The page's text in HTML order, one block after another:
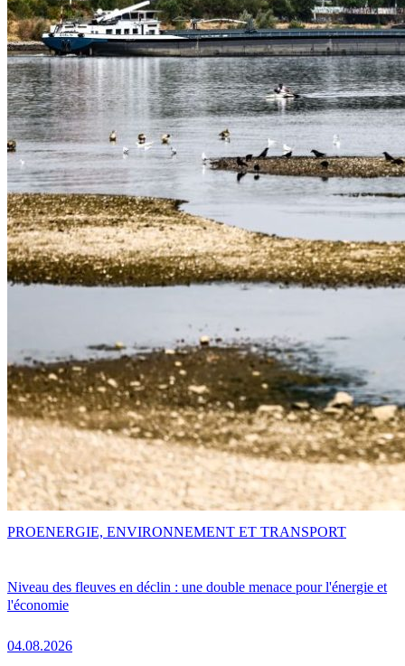
Niveau des fleuves en déclin : une double menace pour l'énergie et
l'économie
04.08.2026
PROENERGIE, ENVIRONNEMENT ET TRANSPORT